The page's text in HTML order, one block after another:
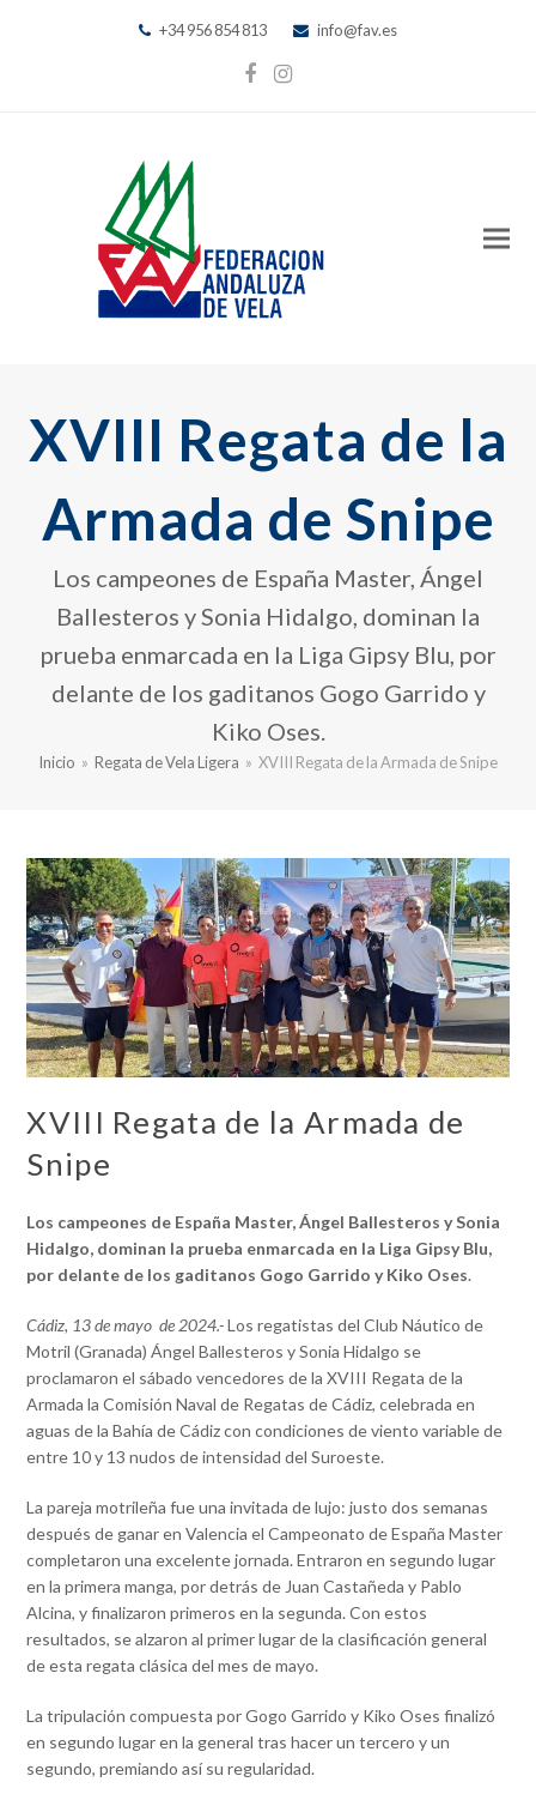
+34 956 854 813 info@fav.es
Facebook
Instagram
XVIII Regata de la
Armada de Snipe
Los campeones de España Master, Ángel
Ballesteros y Sonia Hidalgo, dominan la
prueba enmarcada en la Liga Gipsy Blu, por
delante de los gaditanos Gogo Garrido y
Kiko Oses.
Inicio » Regata de Vela Ligera » XVIII Regata de la Armada de Snipe
XVIII Regata de la Armada de
Snipe
Los campeones de España Master, Ángel Ballesteros y Sonia
Hidalgo, dominan la prueba enmarcada en la Liga Gipsy Blu,
por delante de los gaditanos Gogo Garrido y Kiko Oses.
Cádiz, 13 de mayo de 2024.-Los regatistas del Club Náutico de
Motril (Granada) Ángel Ballesteros y Sonia Hidalgo se
proclamaron el sábado vencedores de la XVIII Regata de la
Armada la Comisión Naval de Regatas de Cádiz, celebrada en
aguas de la Bahía de Cádiz con condiciones de viento variable de
entre 10 y 13 nudos de intensidad del Suroeste.
La pareja motrileña fue una invitada de lujo: justo dos semanas
después de ganar en Valencia el Campeonato de España Master
completaron una excelente jornada. Entraron en segundo lugar
en la primera manga, por detrás de Juan Castañeda y Pablo
Alcina, y finalizaron primeros en la segunda. Con estos
resultados, se alzaron al primer lugar de la clasificación general
de esta regata clásica del mes de mayo.
La tripulación compuesta por Gogo Garrido y Kiko Oses finalizó
en segundo lugar en la general tras hacer un tercero y un
segundo, premiando así su regularidad.